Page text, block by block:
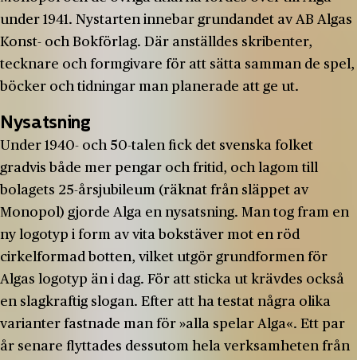
under 1941. Nystarten innebar grundandet av AB Algas
Konst- och Bokförlag. Där anställdes skribenter,
tecknare och formgivare för att sätta samman de spel,
böcker och tidningar man planerade att ge ut.
Nysatsning
Under 1940- och 50-talen fick det svenska folket
gradvis både mer pengar och fritid, och lagom till
bolagets 25-årsjubileum (räknat från släppet av
Monopol) gjorde Alga en nysatsning. Man tog fram en
ny logotyp i form av vita bokstäver mot en röd
cirkelformad botten, vilket utgör grundformen för
Algas logotyp än i dag. För att sticka ut krävdes också
en slagkraftig slogan. Efter att ha testat några olika
varianter fastnade man för »alla spelar Alga«. Ett par
år senare flyttades dessutom hela verksamheten från